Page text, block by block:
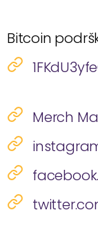
Bitcoin
Merch